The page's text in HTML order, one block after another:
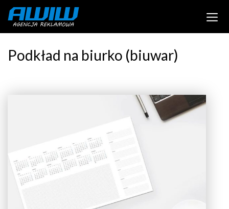
Podkład na biurko (biuwar)